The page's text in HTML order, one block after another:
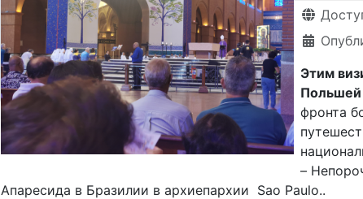
Этим
Польшей
фронта
–
Апаресида в Бразилии в архиепархии Sao Paulo..